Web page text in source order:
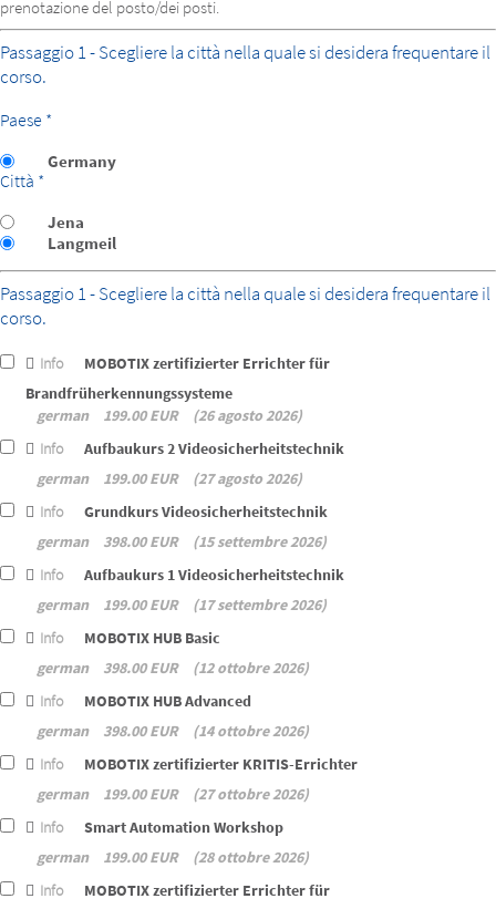
prenotazione del posto/dei posti.
Passaggio 1 - Scegliere la città nella quale si desidera frequentare il
corso.
Paese *
Germany
Città *
Jena
Langmeil
Passaggio 1 - Scegliere la città nella quale si desidera frequentare il
corso.
Info
MOBOTIX zertifizierter Errichter für
Brandfrüherkennungssysteme
german
199.00 EUR
26 agosto 2026
Info
Aufbaukurs 2 Videosicherheitstechnik
german
199.00 EUR
27 agosto 2026
Info
Grundkurs Videosicherheitstechnik
german
398.00 EUR
15 settembre 2026
Info
Aufbaukurs 1 Videosicherheitstechnik
german
199.00 EUR
17 settembre 2026
Info
MOBOTIX HUB Basic
german
398.00 EUR
12 ottobre 2026
Info
MOBOTIX HUB Advanced
german
398.00 EUR
14 ottobre 2026
Info
MOBOTIX zertifizierter KRITIS-Errichter
german
199.00 EUR
27 ottobre 2026
Info
Smart Automation Workshop
german
199.00 EUR
28 ottobre 2026
Info
MOBOTIX zertifizierter Errichter für